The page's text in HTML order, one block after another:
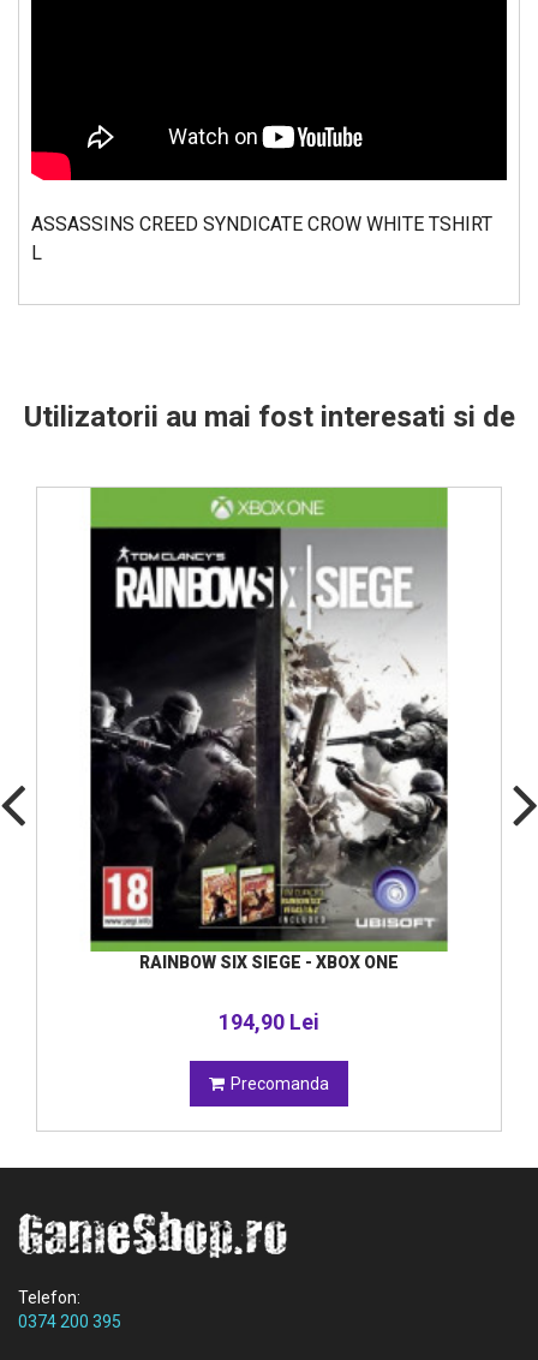
ASSASSINS CREED SYNDICATE CROW WHITE TSHIRT
L
Utilizatorii au mai fost interesati si de
RAINBOW SIX SIEGE - XBOX ONE
194,90 Lei
Precomanda
Telefon:
0374 200 395